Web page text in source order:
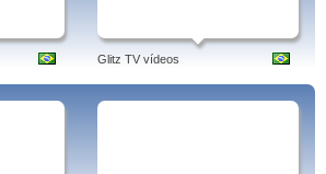
Glitz TV vídeos